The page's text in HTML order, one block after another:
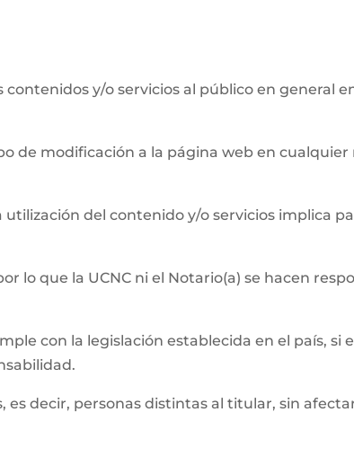
y/o servicios al público en general
de modificación a la página web en
del contenido y/o servicios implica
lo que la UCNC ni el Notario(a) se hacen
con la legislación establecida en el país, si
decir, personas distintas al titular, sin